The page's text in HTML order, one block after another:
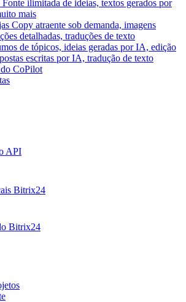
Fonte ilimitada de ideias, textos gerados por
mais
Copy atraente sob demanda, imagens
detalhadas, traduções de texto
de tópicos, ideias geradas por IA, edição
escritas por IA, tradução de texto
CoPilot
API
Bitrix24
Bitrix24